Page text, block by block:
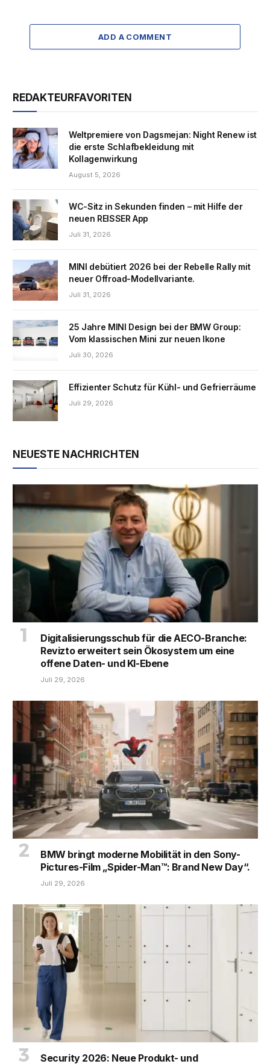
ADD A COMMENT
REDAKTEURFAVORITEN
Weltpremiere von Dagsmejan: Night Renew ist
die erste Schlafbekleidung mit
Kollagenwirkung
August 5, 2026
WC-Sitz in Sekunden finden – mit Hilfe der
neuen REISSER App
Juli 31, 2026
MINI debütiert 2026 bei der Rebelle Rally mit
neuer Offroad-Modellvariante.
Juli 31, 2026
25 Jahre MINI Design bei der BMW Group:
Vom klassischen Mini zur neuen Ikone
Juli 30, 2026
Effizienter Schutz für Kühl- und Gefrierräume
Juli 29, 2026
NEUESTE NACHRICHTEN
Digitalisierungsschub für die AECO-Branche:
Revizto erweitert sein Ökosystem um eine
offene Daten- und KI-Ebene
Juli 29, 2026
BMW bringt moderne Mobilität in den Sony-
Pictures-Film „Spider-Man™: Brand New Day“.
Juli 29, 2026
Security 2026: Neue Produkt- und